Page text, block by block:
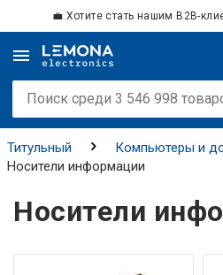
💼 Хотите стать нашим B2B-
Титульный
Компьютеры и
Носители информации
Носители